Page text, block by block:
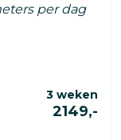
per dag
3 weken
2149,-